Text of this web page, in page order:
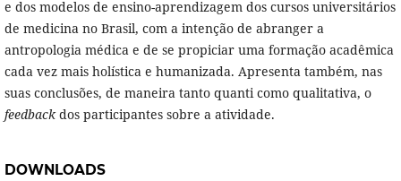
e dos modelos de ensino-aprendizagem dos cursos universitários
de medicina no Brasil, com a intenção de abranger a
antropologia médica e de se propiciar uma formação acadêmica
cada vez mais holística e humanizada. Apresenta também, nas
suas conclusões, de maneira tanto quanti como qualitativa, o
feedbackdos participantes sobre a atividade.
DOWNLOADS